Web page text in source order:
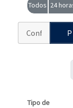
Todos 24
Tipo de